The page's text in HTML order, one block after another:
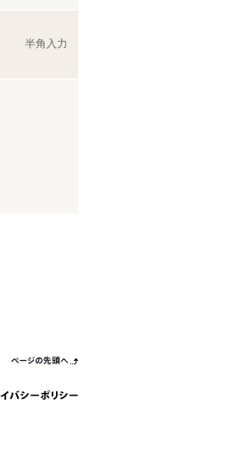
半角入力